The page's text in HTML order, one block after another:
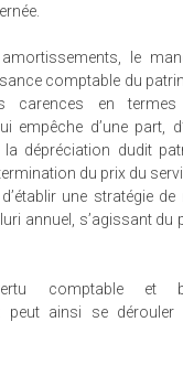
le
comptable du
carences en termes
empêche d’une part,
dépréciation dudit
du prix du
une stratégie de
annuel, s’agissant du
comptable et
peut ainsi se